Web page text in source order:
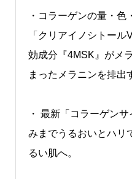
・コラーゲンの量・
「クリアイノシトー
効成分『4MSK』がメ
まったメラニンを排出
・ 最新「コラーゲン
みまでうるおいとハリ
るい肌へ。